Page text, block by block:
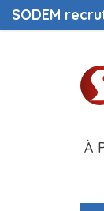
SODEM
À